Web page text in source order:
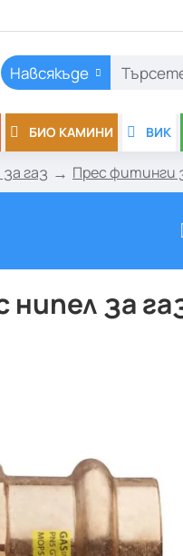
Навсякъде
Търсете
БИО КАМИНИ ВИК
газ Прес фитинги
нипел за